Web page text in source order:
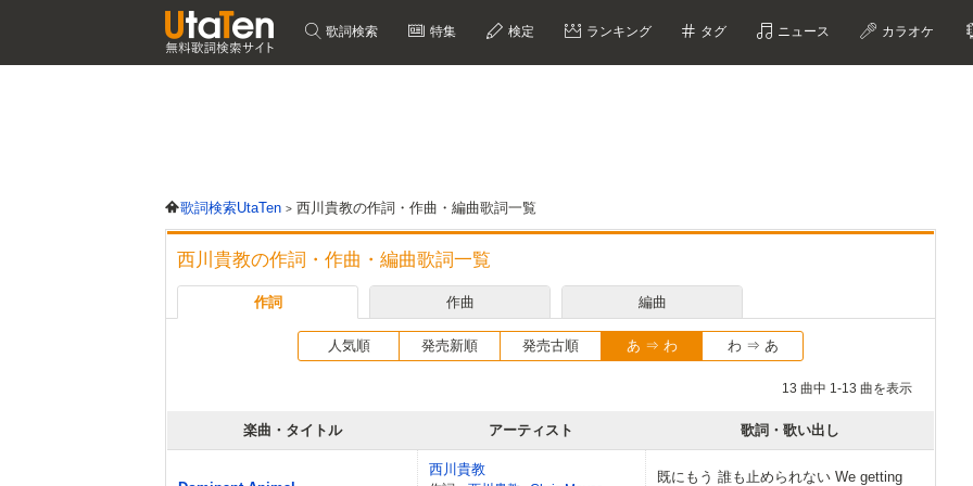
歌詞検索 特集 検定 ランキング タグ ニュース カラオケ
歌詞検索UtaTen 西川貴教の作詞・作曲・編曲歌詞一覧
西川貴教の作詞・作曲・編曲歌詞一覧
作詞 作曲 編曲
人気順 発売新順 発売古順 あ ⇒ わ わ ⇒ あ
13 曲中 1-13 曲を表示
楽曲・タイトル アーティスト 歌詞・歌い出し
西川貴教
既にもう 誰も止められない We getting